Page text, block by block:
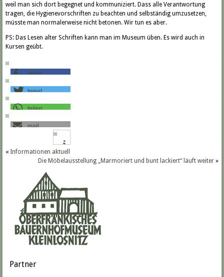
weil man sich dort begegnet und kommuniziert. Dass alle Verantwortung
tragen, die Hygienevorschriften zu beachten und selbständig umzusetzen,
müsste man normalerweise nicht betonen. Wir tun es aber.
PS: Das Lesen alter Schriften kann man im Museum üben. Es wird auch in
Kursen geübt.
teilen
tweet
teilen
mail
« Informationen aktuell
Die Möbelausstellung „Marmoriert und bunt lackiert“ läuft weiter»
Partner